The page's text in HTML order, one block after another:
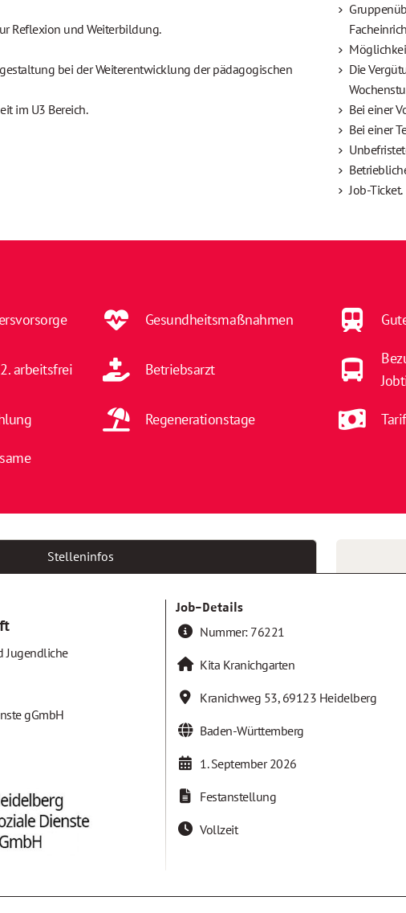
Reflexion und Weiterbildung.
bei der Weiterentwicklung der pädagogischen
im U3 Bereich.
Die
Bei einer
Bei einer
Job-Ticket.
Gesundheitsmaßnahmen
arbeitsfrei Betriebsarzt
Regenerationstage
Stelleninfos
Jugendliche
gGmbH
Job-Details
Nummer: 76221
Kita Kranichgarten
Kranichweg 53, 69123 Heidelberg
Baden-Württemberg
1. September 2026
Festanstellung
Vollzeit